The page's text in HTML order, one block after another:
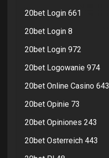
20bet Login 661
20bet Login 8
20bet Login 972
20bet Logowanie 974
20bet Online Casino 643
20bet Opinie 73
20bet Opiniones 243
20bet Osterreich 443